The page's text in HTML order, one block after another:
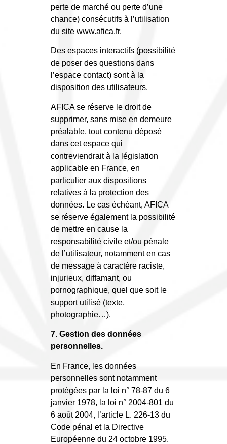
perte de marché ou perte d’une
chance) consécutifs à l’utilisation
du site www.afica.fr.
Des espaces interactifs (possibilité
de poser des questions dans
l’espace contact) sont à la
disposition des utilisateurs.
AFICA se réserve le droit de
supprimer, sans mise en demeure
préalable, tout contenu déposé
dans cet espace qui
contreviendrait à la législation
applicable en France, en
particulier aux dispositions
relatives à la protection des
données. Le cas échéant, AFICA
se réserve également la possibilité
de mettre en cause la
responsabilité civile et/ou pénale
de l’utilisateur, notamment en cas
de message à caractère raciste,
injurieux, diffamant, ou
pornographique, quel que soit le
support utilisé (texte,
photographie…).
7. Gestion des données
personnelles.
En France, les données
personnelles sont notamment
protégées par la loi n° 78-87 du 6
janvier 1978, la loi n° 2004-801 du
6 août 2004, l’article L. 226-13 du
Code pénal et la Directive
Européenne du 24 octobre 1995.